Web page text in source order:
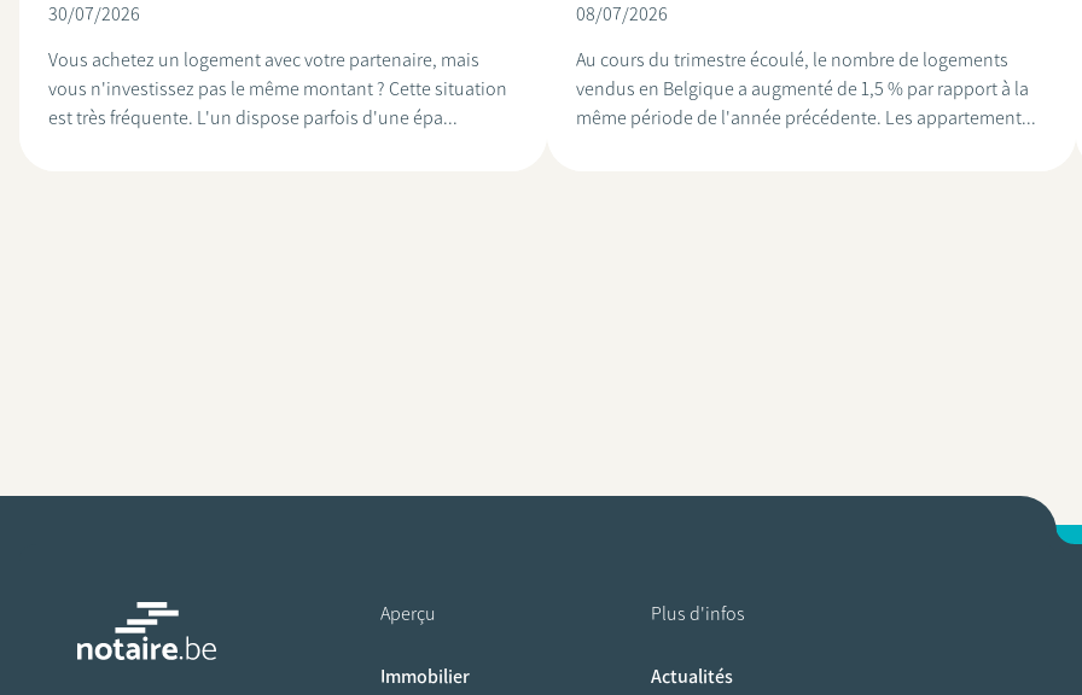
30/07/2026
Vous achetez un logement avec votre partenaire, mais
vous n'investissez pas le même montant ? Cette situation
est très fréquente. L'un dispose parfois d'une épa...
08/07/2026
Au cours du trimestre écoulé, le nombre de logements
vendus en Belgique a augmenté de 1,5 % par rapport à la
même période de l'année précédente. Les appartement...
Aperçu
Immobilier
Plus d'infos
Actualités